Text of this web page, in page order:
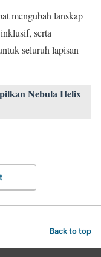
mengubah lanskap
serta
seluruh lapisan
Nebula Helix
Back to top